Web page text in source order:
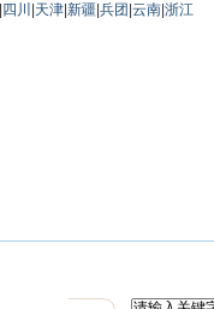
四川 天津 新疆 兵团 云南 浙江